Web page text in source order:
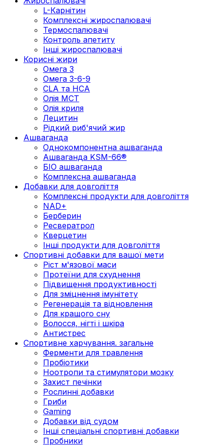
L-Карнітин
Комплексні жироспалювачі
Термоспалювачі
Контроль апетиту
Інші жироспалювачі
Корисні жири
Омега 3
Омега 3-6-9
CLA та HCA
Олія МСТ
Олія криля
Лецитин
Рідкий риб'ячий жир
Ашваганда
Однокомпонентна ашваганда
Ашваганда KSM-66®
БІО ашваганда
Комплексна ашваганда
Добавки для довголіття
Комплексні продукти для довголіття
NAD+
Берберин
Ресвератрол
Кверцетин
Інші продукти для довголіття
Спортивні добавки для вашої мети
Ріст м'язової маси
Протеїни для схуднення
Підвищення продуктивності
Для зміцнення імунітету
Регенерація та відновлення
Для кращого сну
Волосся, нігті і шкіра
Антистрес
Спортивне харчування. загальне
Ферменти для травлення
Пробіотики
Ноотропи та стимулятори мозку
Захист печінки
Рослинні добавки
Гриби
Gaming
Добавки від судом
Інші спеціальні спортивні добавки
Пробники